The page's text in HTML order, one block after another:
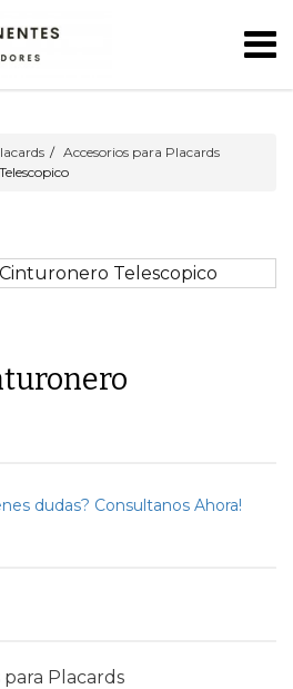
Accesorios para Placards
dudas? Consultanos Ahora!
para Placards